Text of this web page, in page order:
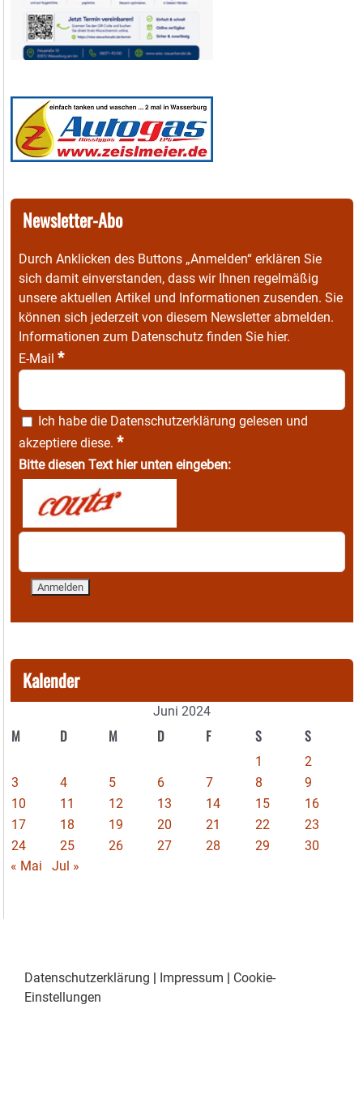
Newsletter-Abo
Durch Anklicken des Buttons „Anmelden“ erklären Sie
sich damit einverstanden, dass wir Ihnen regelmäßig
unsere aktuellen Artikel und Informationen zusenden. Sie
können sich jederzeit von diesem Newsletter abmelden.
Informationen zum Datenschutz finden Sie hier.
E-Mail *
Ich habe die Datenschutzerklärung gelesen und
akzeptiere diese. *
Bitte diesen Text hier unten eingeben:
Kalender
Juni 2024
M D M D F S S
1
2
3
4 5 6 7 8
9
10
11 12 13 14 15
16
17
18 19 20 21 22
23
24
25 26 27 28 29
30
« Mai
Jul »
Datenschutzerklärung | Impressum | Cookie-
Einstellungen